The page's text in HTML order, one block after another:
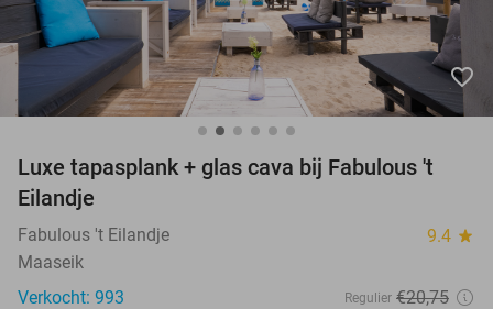
favorite_border
Luxe tapasplank + glas cava bij Fabulous 't
Eilandje
Fabulous 't Eilandje 9.4 star
Maaseik
Verkocht: 993
Regulier €20,75